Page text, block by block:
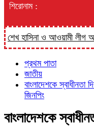
শিরোনাম :
হাসিনা ও আওয়ামী লীগ
প্রথম পাতা
জাতীয়
বাংলাদেশকে স্বাধীনতা
জিনপিং
বাংলাদেশকে